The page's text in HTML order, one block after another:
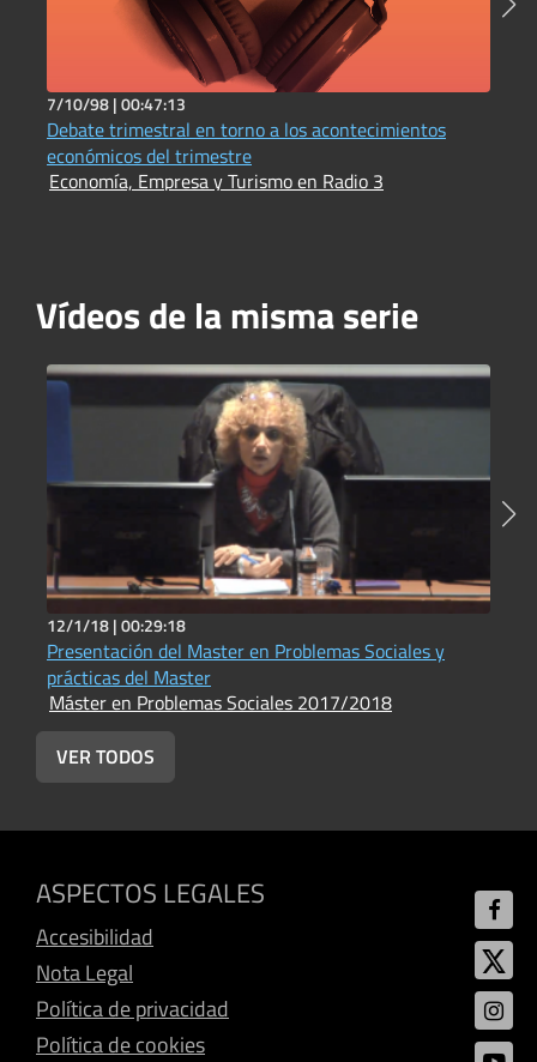
7/10/98 |00:47:13
Debate trimestral en torno a los acontecimientos
económicos del trimestre
Economía, Empresa y Turismo en Radio 3
Vídeos de la misma serie
12/1/18 |00:29:18
Presentación del Master en Problemas Sociales y
prácticas del Master
Máster en Problemas Sociales 2017/2018
VER TODOS
ASPECTOS LEGALES
Accesibilidad
Nota Legal
Política de privacidad
Política de cookies